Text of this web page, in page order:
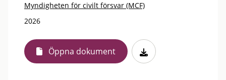
Myndigheten för civilt försvar (MCF)
2026
Öppna dokument